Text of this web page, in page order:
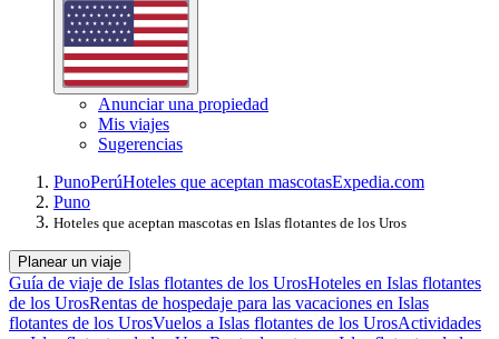
Anunciar una propiedad
Mis viajes
Sugerencias
PunoPerúHoteles que aceptan mascotasExpedia.com
Puno
Hoteles que aceptan mascotas en Islas flotantes de los Uros
Planear un viaje
Guía de viaje de Islas flotantes de los UrosHoteles en Islas flotantes
de los UrosRentas de hospedaje para las vacaciones en Islas
flotantes de los UrosVuelos a Islas flotantes de los UrosActividades